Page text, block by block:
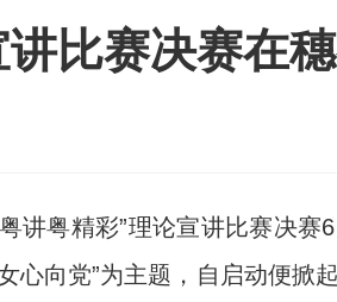
比赛决赛在
粤精彩”理论宣讲比赛决赛
心向党”为主题，自启动便掀